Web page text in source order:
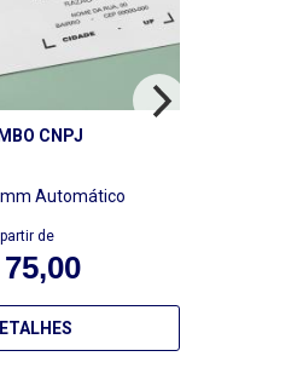
CNPJ
Automático
de